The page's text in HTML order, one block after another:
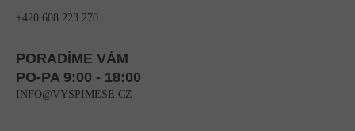
+420 608 223 270
PORADÍME VÁM
PO-PA 9:00 - 18:00
INFO@VYSPIMESE.CZ